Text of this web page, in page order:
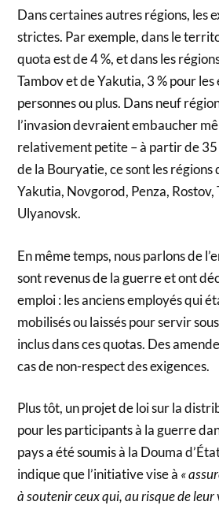
Dans certaines autres régions, les
strictes. Par exemple, dans le
quota est de 4 %, et dans les
Tambov et de Yakutia, 3 % pour
personnes ou plus. Dans neuf
l’invasion devraient embaucher
relativement petite – à partir de 35
de la Bouryatie, ce sont les
Yakutia, Novgorod, Penza, Rostov,
Ulyanovsk.
En même temps, nous parlons de
sont revenus de la guerre et ont
emploi : les anciens employés qui
mobilisés ou laissés pour servir
inclus dans ces quotas. Des
cas de non-respect des exigences.
Plus tôt, un projet de loi sur la
pour les participants à la guerre
pays a été soumis à la Douma
indique que l’initiative vise à «
à soutenir ceux qui, au risque de